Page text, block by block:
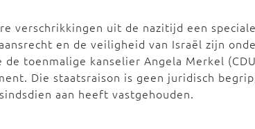
verschrikkingen uit de nazitijd een speciale
en de veiligheid van Israël zijn
toenmalige kanselier Angela Merkel
Die staatsraison is geen juridisch
aan heeft vastgehouden.